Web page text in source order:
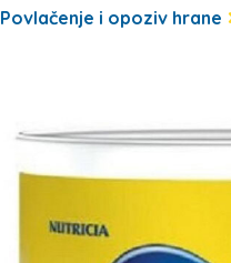
Povlačenje i opoziv hrane